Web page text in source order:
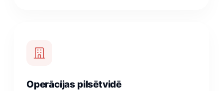
Operācijas pilsētvidē